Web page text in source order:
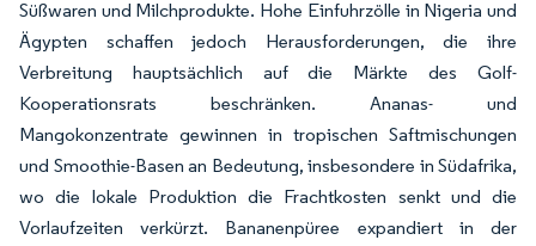
Süßwaren und Milchprodukte. Hohe Einfuhrzölle in Nigeria und
Ägypten schaffen jedoch Herausforderungen, die ihre
Verbreitung hauptsächlich auf die Märkte des Golf-
Kooperationsrats beschränken. Ananas- und
Mangokonzentrate gewinnen in tropischen Saftmischungen
und Smoothie-Basen an Bedeutung, insbesondere in Südafrika,
wo die lokale Produktion die Frachtkosten senkt und die
Vorlaufzeiten verkürzt. Bananenpüree expandiert in der